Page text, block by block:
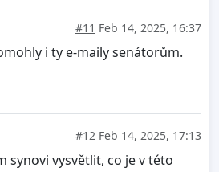
#11 Feb 14, 2025, 16:37
i ty e-maily senátorům.
#12 Feb 14, 2025, 17:13
synovi vysvětlit, co je v této